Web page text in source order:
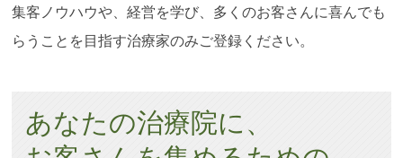
集客ノウハウや、経営を学び、多くのお客さんに喜んでも
らうことを目指す治療家のみご登録ください。
あなたの治療院に、